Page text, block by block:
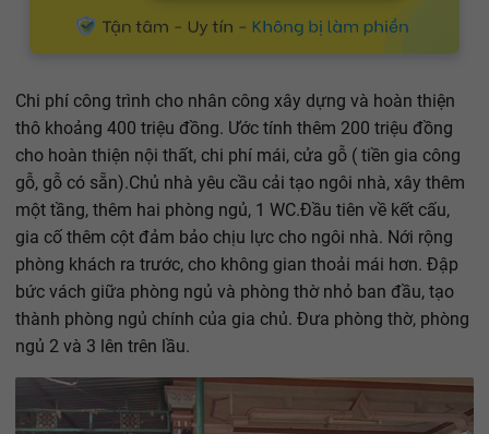
Chi phí công trình cho nhân công xây dựng và hoàn thiện
thô khoảng 400 triệu đồng. Ước tính thêm 200 triệu đồng
cho hoàn thiện nội thất, chi phí mái, cửa gỗ ( tiền gia công
gỗ, gỗ có sẵn).Chủ nhà yêu cầu cải tạo ngôi nhà, xây thêm
một tầng, thêm hai phòng ngủ, 1 WC.Đầu tiên về kết cấu,
gia cố thêm cột đảm bảo chịu lực cho ngôi nhà. Nới rộng
phòng khách ra trước, cho không gian thoải mái hơn. Đập
bức vách giữa phòng ngủ và phòng thờ nhỏ ban đầu, tạo
thành phòng ngủ chính của gia chủ. Đưa phòng thờ, phòng
ngủ 2 và 3 lên trên lầu.